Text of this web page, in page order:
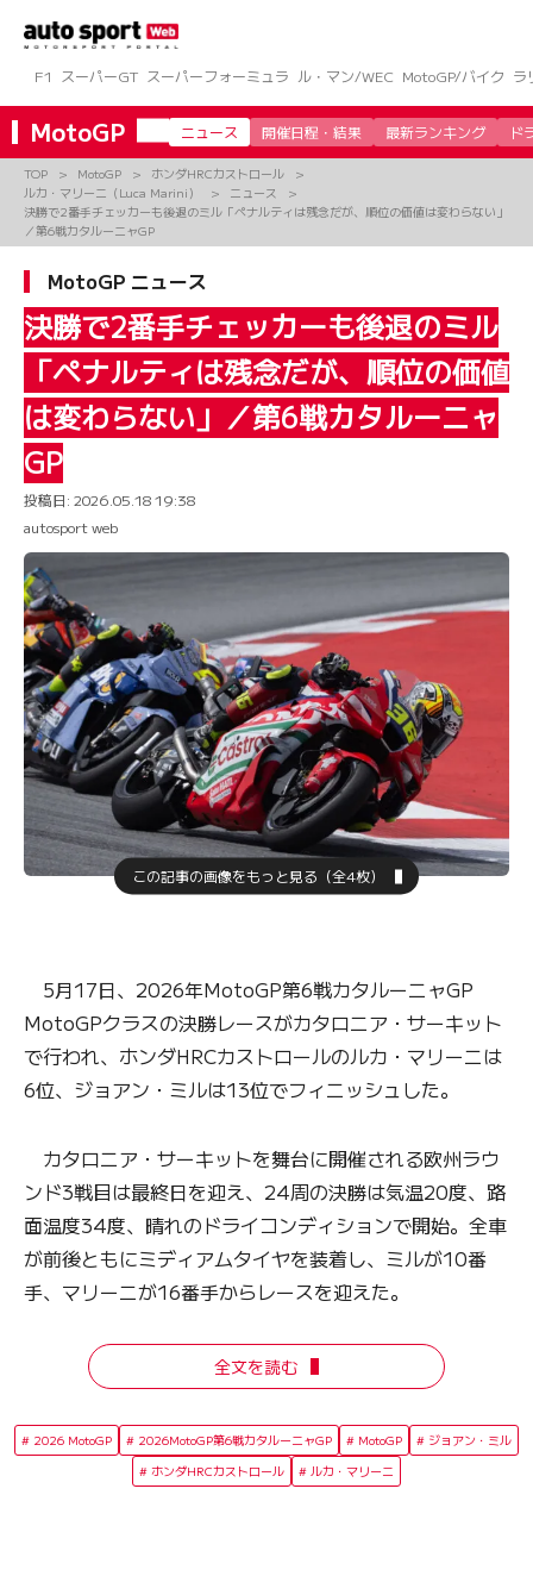
ツ
へ
ス
キ
F1 スーパーGT スーパーフォーミュラ ル・マン/WEC MotoGP/バイク ラ
MotoGP ニュース 開催日程・結果 最新ランキング ド
TOP MotoGP
ホンダHRCカストロール
ルカ・マリーニ（Luca Marini）
ニュース
決勝で2番手チェッカーも後退のミル「ペナルティは残念だが、順位の価値は変わらない」
／第6戦カタルーニャGP
MotoGP ニュース
決勝で2番手チェッカーも後退のミル
「ペナルティは残念だが、順位の価値
は変わらない」／第6戦カタルーニャ
GP
投稿日: 2026.05.18 19:38
autosport web
この記事の画像をもっと見る（全4枚）
5月17日、2026年MotoGP第6戦カタルーニャGP
MotoGPクラスの決勝レースがカタロニア・サーキット
で行われ、ホンダHRCカストロールのルカ・マリーニは
6位、ジョアン・ミルは13位でフィニッシュした。
カタロニア・サーキットを舞台に開催される欧州ラウ
ンド3戦目は最終日を迎え、24周の決勝は気温20度、路
面温度34度、晴れのドライコンディションで開始。全車
が前後ともにミディアムタイヤを装着し、ミルが10番
手、マリーニが16番手からレースを迎えた。
全文を読む
2026 MotoGP 2026MotoGP第6戦カタルーニャGP MotoGP
ジョアン・ミル
ホンダHRCカストロール
ルカ・マリーニ